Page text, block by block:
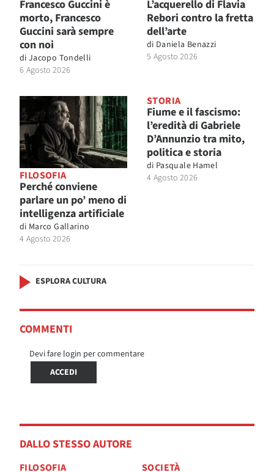
Francesco Guccini è
morto, Francesco
Guccini sarà sempre
con noi
di Jacopo Tondelli
6 Agosto 2026
L’acquerello di Flavia
Rebori contro la fretta
dell’arte
di Daniela Benazzi
5 Agosto 2026
FILOSOFIA
Perché conviene
parlare un po’ meno di
intelligenza artificiale
di Marco Gallarino
4 Agosto 2026
STORIA
Fiume e il fascismo:
l’eredità di Gabriele
D’Annunzio tra mito,
politica e storia
di Pasquale Hamel
4 Agosto 2026
ESPLORA CULTURA
COMMENTI
Devi fare login per commentare
ACCEDI
DALLO STESSO AUTORE
FILOSOFIA SOCIETÀ